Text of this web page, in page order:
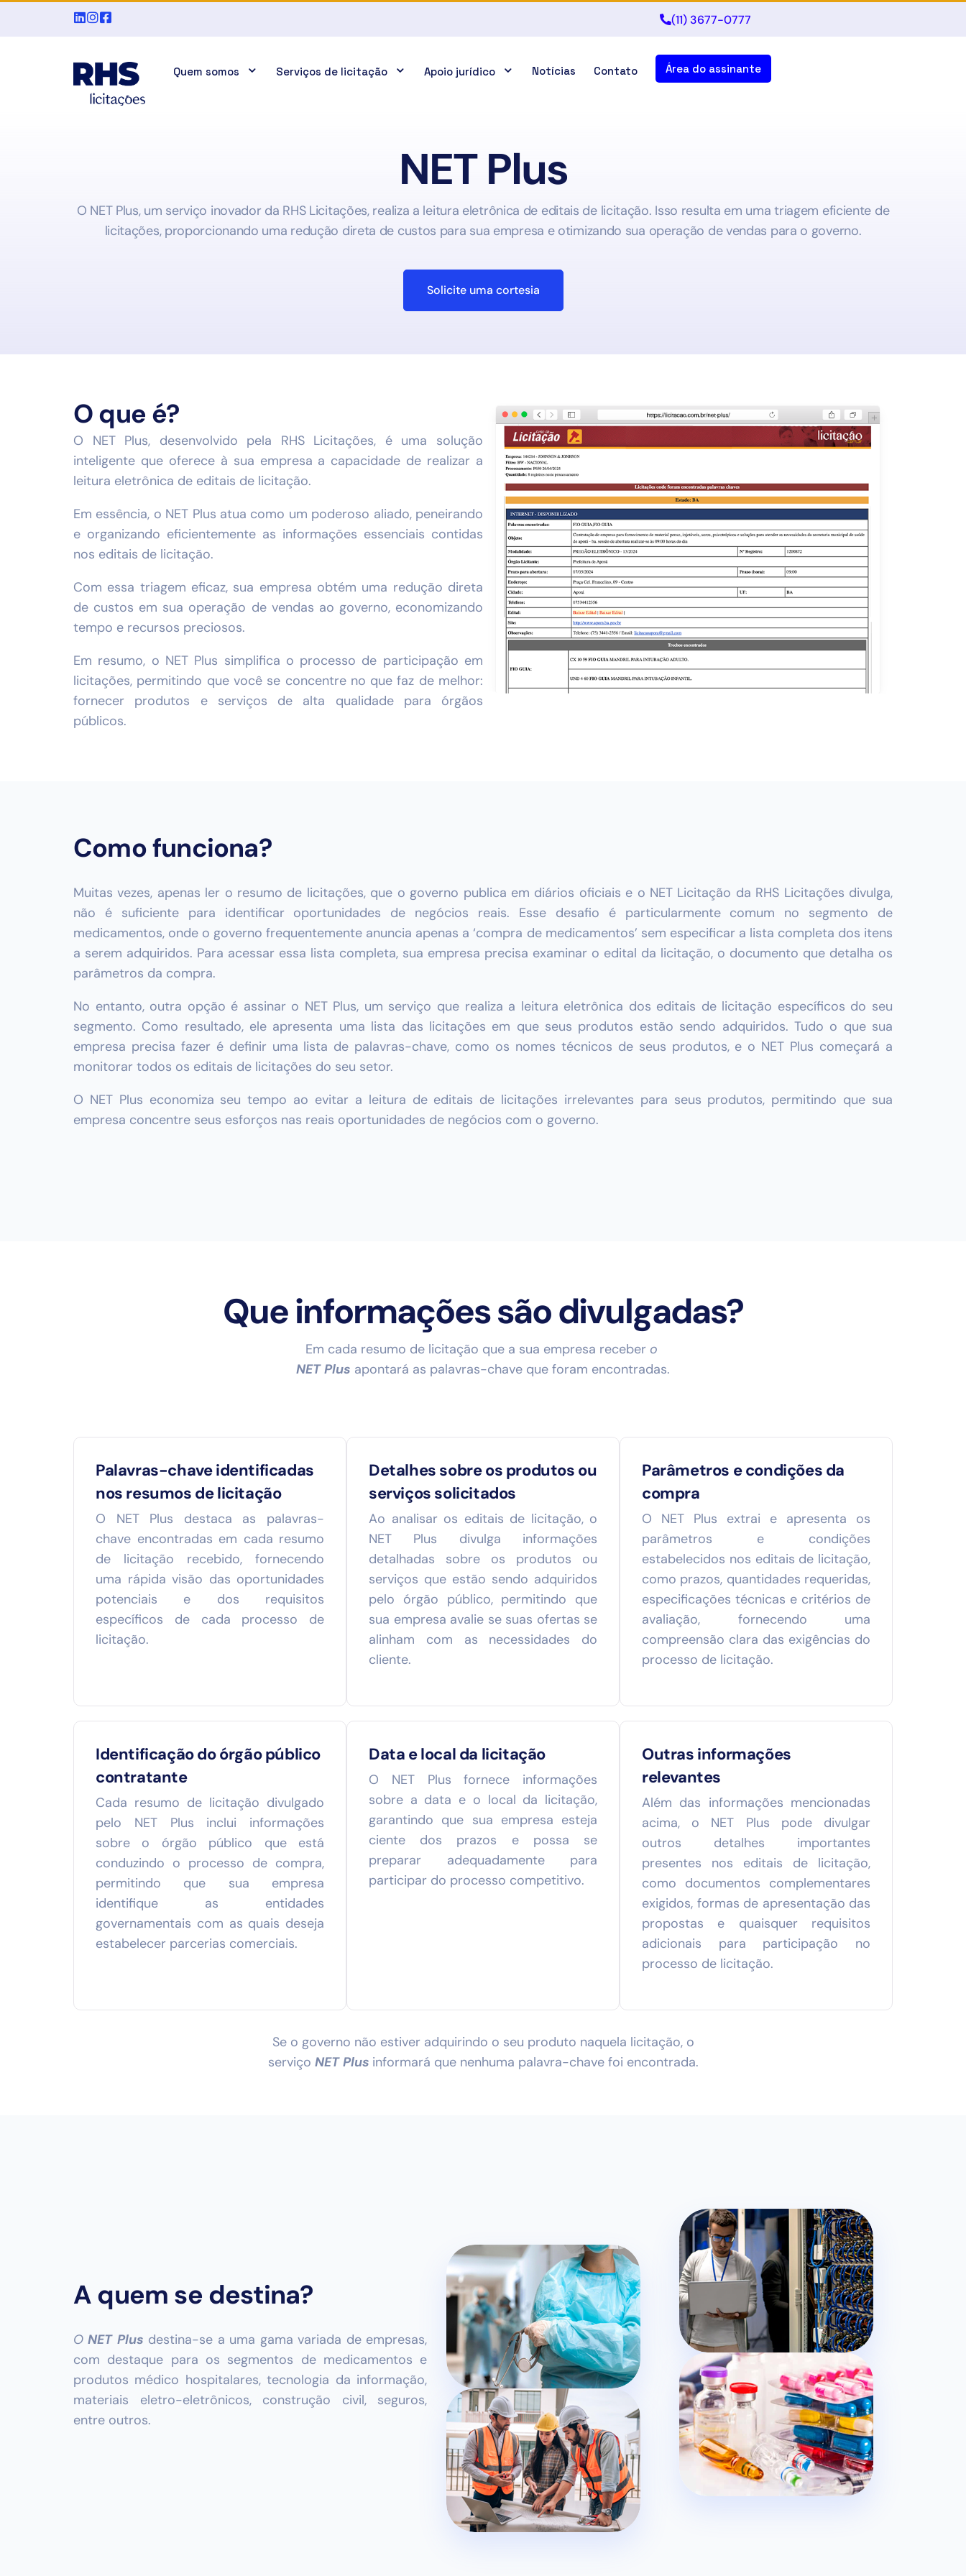
(11) 3677-0777
Quem somos Serviços de licitação Apoio jurídico Notícias Contato Área do assinante
NET Plus
O NET Plus, um serviço inovador da RHS Licitações, realiza a leitura eletrônica de editais de licitação. Isso resulta em uma triagem eficiente de
licitações, proporcionando uma redução direta de custos para sua empresa e otimizando sua operação de vendas para o governo.
Solicite uma cortesia
O que é?
O NET Plus, desenvolvido pela RHS Licitações, é uma solução
inteligente que oferece à sua empresa a capacidade de realizar a
leitura eletrônica de editais de licitação.
Em essência, o NET Plus atua como um poderoso aliado, peneirando
e organizando eficientemente as informações essenciais contidas
nos editais de licitação.
Com essa triagem eficaz, sua empresa obtém uma redução direta
de custos em sua operação de vendas ao governo, economizando
tempo e recursos preciosos.
Em resumo, o NET Plus simplifica o processo de participação em
licitações, permitindo que você se concentre no que faz de melhor:
fornecer produtos e serviços de alta qualidade para órgãos
públicos.
Como funciona?
Muitas vezes, apenas ler o resumo de licitações, que o governo publica em diários oficiais e o NET Licitação da RHS Licitações divulga,
não é suficiente para identificar oportunidades de negócios reais. Esse desafio é particularmente comum no segmento de
medicamentos, onde o governo frequentemente anuncia apenas a ‘compra de medicamentos’ sem especificar a lista completa dos itens
a serem adquiridos. Para acessar essa lista completa, sua empresa precisa examinar o edital da licitação, o documento que detalha os
parâmetros da compra.
No entanto, outra opção é assinar o NET Plus, um serviço que realiza a leitura eletrônica dos editais de licitação específicos do seu
segmento. Como resultado, ele apresenta uma lista das licitações em que seus produtos estão sendo adquiridos. Tudo o que sua
empresa precisa fazer é definir uma lista de palavras-chave, como os nomes técnicos de seus produtos, e o NET Plus começará a
monitorar todos os editais de licitações do seu setor.
O NET Plus economiza seu tempo ao evitar a leitura de editais de licitações irrelevantes para seus produtos, permitindo que sua
empresa concentre seus esforços nas reais oportunidades de negócios com o governo.
Que informações são divulgadas?
Em cada resumo de licitação que a sua empresa receber o
NET Plus apontará as palavras-chave que foram encontradas.
Palavras-chave identificadas
nos resumos de licitação
O NET Plus destaca as palavras-
chave encontradas em cada resumo
de licitação recebido, fornecendo
uma rápida visão das oportunidades
potenciais e dos requisitos
específicos de cada processo de
licitação.
Detalhes sobre os produtos ou
serviços solicitados
Ao analisar os editais de licitação, o
NET Plus divulga informações
detalhadas sobre os produtos ou
serviços que estão sendo adquiridos
pelo órgão público, permitindo que
sua empresa avalie se suas ofertas se
alinham com as necessidades do
cliente.
Parâmetros e condições da
compra
O NET Plus extrai e apresenta os
parâmetros e condições
estabelecidos nos editais de licitação,
como prazos, quantidades requeridas,
especificações técnicas e critérios de
avaliação, fornecendo uma
compreensão clara das exigências do
processo de licitação.
Identificação do órgão público
contratante
Cada resumo de licitação divulgado
pelo NET Plus inclui informações
sobre o órgão público que está
conduzindo o processo de compra,
permitindo que sua empresa
identifique as entidades
governamentais com as quais deseja
estabelecer parcerias comerciais.
Data e local da licitação
O NET Plus fornece informações
sobre a data e o local da licitação,
garantindo que sua empresa esteja
ciente dos prazos e possa se
preparar adequadamente para
participar do processo competitivo.
Outras informações
relevantes
Além das informações mencionadas
acima, o NET Plus pode divulgar
outros detalhes importantes
presentes nos editais de licitação,
como documentos complementares
exigidos, formas de apresentação das
propostas e quaisquer requisitos
adicionais para participação no
processo de licitação.
Se o governo não estiver adquirindo o seu produto naquela licitação, o
serviço NET Plus informará que nenhuma palavra-chave foi encontrada.
A quem se destina?
ONET Plus destina-se a uma gama variada de empresas,
com destaque para os segmentos de medicamentos e
produtos médico hospitalares, tecnologia da informação,
materiais eletro-eletrônicos, construção civil, seguros,
entre outros.